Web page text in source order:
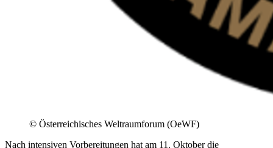
© Österreichisches Weltraumforum (OeWF)
Nach intensiven Vorbereitungen hat am 11. Oktober die